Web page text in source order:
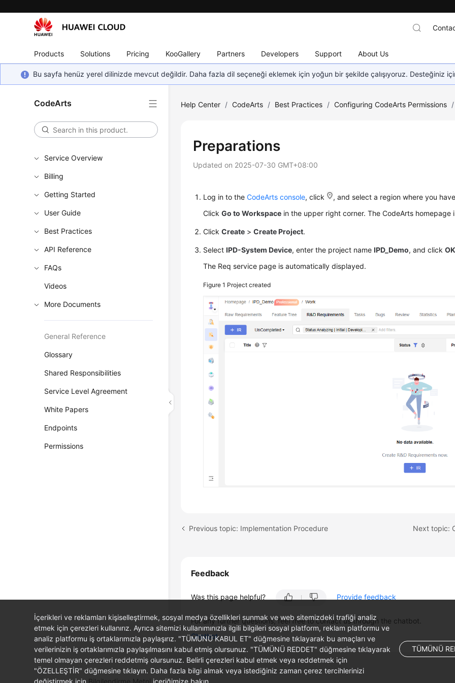
Products Solutions Pricing KooGallery Partners Developers Support About Us
Bu sayfa henüz yerel dilinizde mevcut değildir. Daha fazla dil seçeneği eklemek için yoğun bir şekilde çalışıyoruz. Desteğiniz
CodeArts
Service Overview
Billing
Getting Started
User Guide
Best Practices
API Reference
FAQs
Videos
More Documents
General Reference
Glossary
Shared Responsibilities
Service Level Agreement
White Papers
Endpoints
Permissions
Help Center / CodeArts / Best Practices / Configuring CodeArts Permissions /
Preparations
Updated on 2025-07-30 GMT+08:00
Log in to theCodeArts console, click
, and select a region where you
ClickGo to Workspace in the upper right corner. The CodeArts homepage
ClickCreate >Create Project.
SelectIPD-System Device, enter the project nameIPD_Demo, and click
The Req service page is automatically displayed.
Figure 1 Project created
Previous topic: Implementation Procedure
Feedback
Was this page helpful? Provide feedback
For any further questions, feel free to contact us through the chatbot.
Chatbot
İçerikleri ve reklamları kişiselleştirmek, sosyal medya özellikleri sunmak ve web sitemizdeki trafiği analiz
etmek için çerezleri kullanırız. Ayrıca sitemizi kullanımınızla ilgili bilgileri sosyal platform, reklam platformu ve
analiz platformu iş ortaklarımızla paylaşırız. "TÜMÜNÜ KABUL ET" düğmesine tıklayarak bu amaçları ve
verilerinizin iş ortaklarımızla paylaşılmasını kabul etmiş olursunuz. "TÜMÜNÜ REDDET" düğmesine tıklayarak
temel olmayan çerezleri reddetmiş olursunuz. Belirli çerezleri kabul etmek veya reddetmek için
"ÖZELLEŞTİR" düğmesine tıklayın. Daha fazla bilgi almak veya istediğiniz zaman çerez tercihlerinizi
değiştirmek için Bilgilendirme Metni içeriğimize bakın.
TÜMÜNÜ